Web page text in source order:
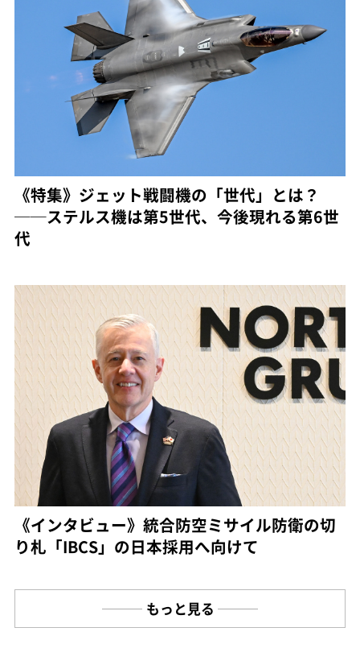
《特集》ジェット戦闘機の「世代」とは？
──ステルス機は第5世代、今後現れる第6世
代
《インタビュー》統合防空ミサイル防衛の切
り札「IBCS」の日本採用へ向けて
もっと見る